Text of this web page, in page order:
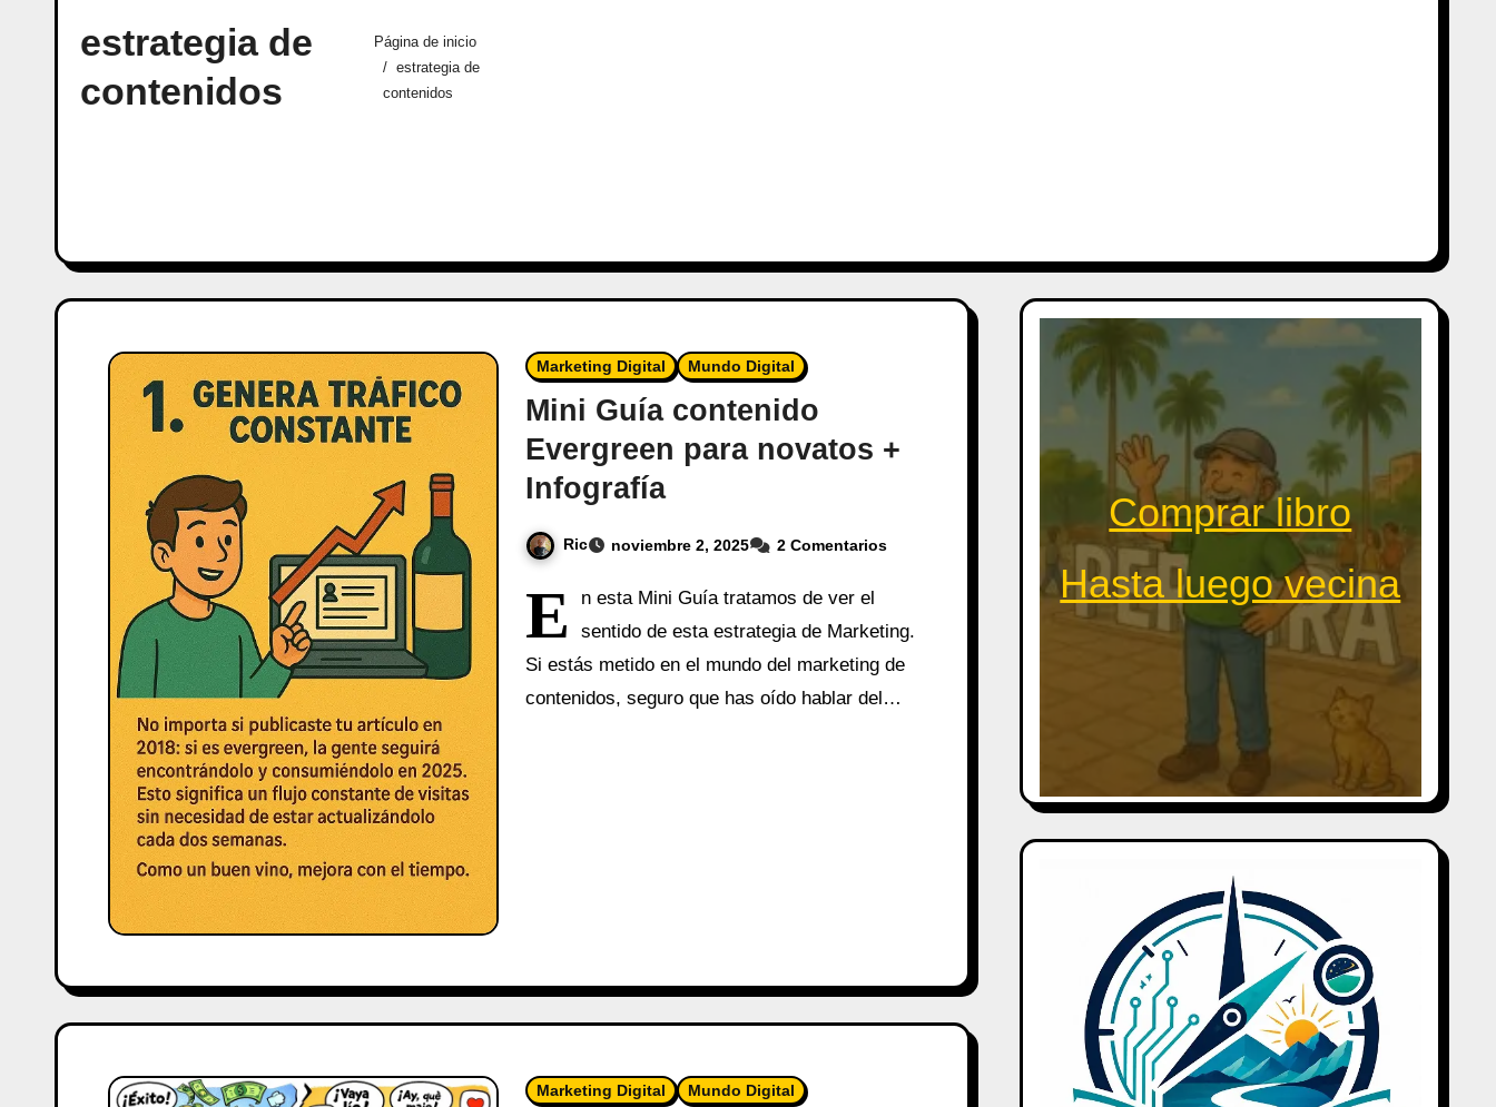
estrategia de
contenidos
Página de inicio
estrategia de
contenidos
Marketing Digital Mundo Digital
Mini Guía contenido
Evergreen para novatos +
Infografía
Ric noviembre 2, 2025 2 Comentarios
E
n esta Mini Guía tratamos de ver el
sentido de esta estrategia de Marketing.
Si estás metido en el mundo del marketing de
contenidos, seguro que has oído hablar del…
Marketing Digital Mundo Digital
Comprar libro
Hasta luego vecina